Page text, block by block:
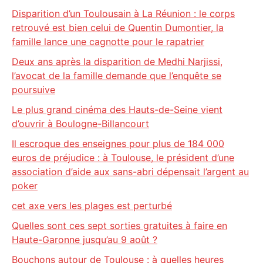
Disparition d’un Toulousain à La Réunion : le corps
retrouvé est bien celui de Quentin Dumontier, la
famille lance une cagnotte pour le rapatrier
Deux ans après la disparition de Medhi Narjissi,
l’avocat de la famille demande que l’enquête se
poursuive
Le plus grand cinéma des Hauts-de-Seine vient
d’ouvrir à Boulogne-Billancourt
Il escroque des enseignes pour plus de 184 000
euros de préjudice : à Toulouse, le président d’une
association d’aide aux sans-abri dépensait l’argent au
poker
cet axe vers les plages est perturbé
Quelles sont ces sept sorties gratuites à faire en
Haute-Garonne jusqu’au 9 août ?
Bouchons autour de Toulouse : à quelles heures